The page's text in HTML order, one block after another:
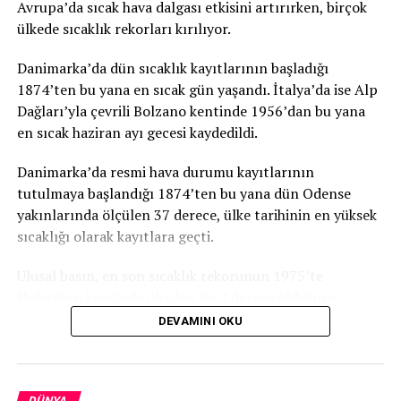
İLGİLİ KONU:
UP NEXT
İsrail’de ilk kez ülke içinde yeni vakaya rastlanmadı
KAÇIRMAYIN
Badem temsil edecek
Avrupa’da sıcak hava dalgası etkisini artırırken, birçok
ülkede sıcaklık rekorları kırılıyor.
Danimarka’da dün sıcaklık kayıtlarının başladığı
1874’ten bu yana en sıcak gün yaşandı. İtalya’da ise Alp
Dağları’yla çevrili Bolzano kentinde 1956’dan bu yana
en sıcak haziran ayı gecesi kaydedildi.
Danimarka’da resmi hava durumu kayıtlarının
tutulmaya başlandığı 1874’ten bu yana dün Odense
yakınlarında ölçülen 37 derece, ülke tarihinin en yüksek
sıcaklığı olarak kayıtlara geçti.
haziran ayı için ise en son 1947’de 35,5 dereceyle rekor
kırıldığını anımsattı.
DEVAMINI OKU